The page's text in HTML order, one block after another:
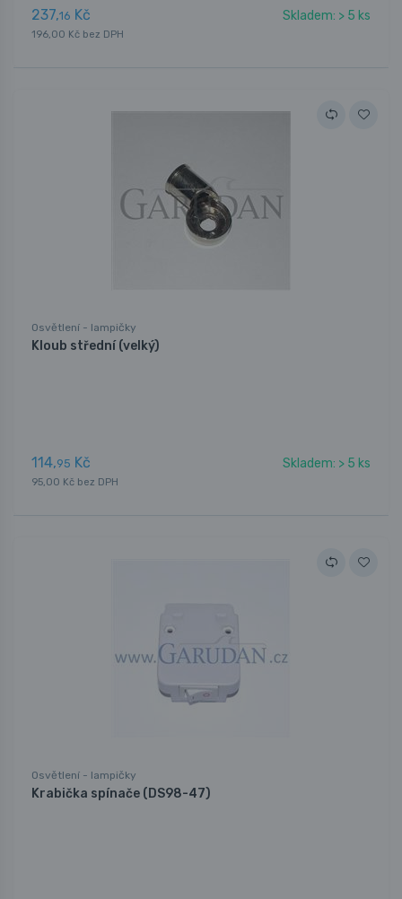
237,16 Kč Skladem: > 5 ks
196,00 Kč bez DPH
Osvětlení - lampičky
Kloub střední (velký)
114,95 Kč Skladem: > 5 ks
95,00 Kč bez DPH
Osvětlení - lampičky
Krabička spínače (DS98-47)